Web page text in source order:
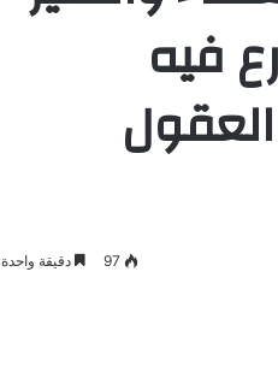
فيه
97 دقيقة واحدة